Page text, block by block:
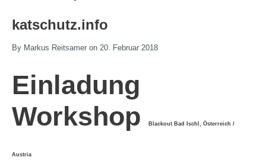
katschutz.info
By Markus Reitsamer on 20. Februar 2018
Einladung
Workshop
Blackout Bad Ischl, Österreich /
Austria